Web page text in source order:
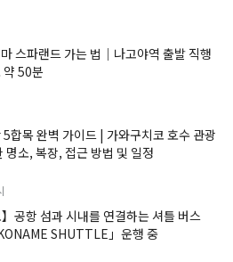
스파랜드 가는 법｜나고야역 출발 직행
약 50분
5합목 완벽 가이드 | 가와구치코 호수 관광
명소, 복장, 접근 방법 및 일정
】공항 섬과 시내를 연결하는 셔틀 버스
SHUTTLE」운행 중